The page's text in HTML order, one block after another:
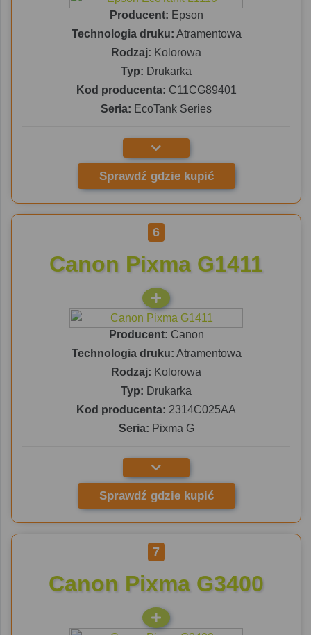
Producent: Epson
Technologia druku: Atramentowa
Rodzaj: Kolorowa
Typ: Drukarka
Kod producenta: C11CG89401
Seria: EcoTank Series
Sprawdź gdzie kupić
6
Canon Pixma G1411
Producent: Canon
Technologia druku: Atramentowa
Rodzaj: Kolorowa
Typ: Drukarka
Kod producenta: 2314C025AA
Seria: Pixma G
Sprawdź gdzie kupić
7
Canon Pixma G3400